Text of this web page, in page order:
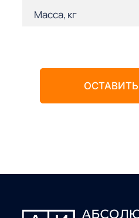
Масса, кг